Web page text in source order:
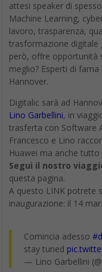
attesi speaker di
Machine Learning,
lavoro, trasparenza,
trasformazione digitale
però, offre opportunità
meglio? Esperti di
Hannover.
Digitalic sarà ad
Lino Garbellini, in
trasferta con Software
Francesco e Lino
Huawei ma anche tutto
Segui il nostro
questa pagina.
A questo LINK potrete
inaugurazione: il 14
Comincia adesso
stay tuned
— Lino Garbellini